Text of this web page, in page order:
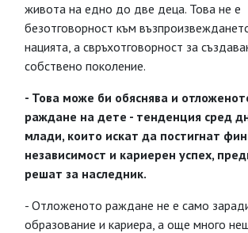
живота на едно до две деца. Това не е
безотговорност към
нацията, а свръхотговорност за
собствено поколение.
- Това може би обяснява и
раждане на дете - тенденция сред
млади, които искат да постигнат
независимост и кариерен успех,
решат за наследник.
- Отложеното раждане не е само
образование и кариера, а още много